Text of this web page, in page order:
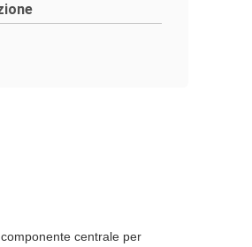
componente centrale per